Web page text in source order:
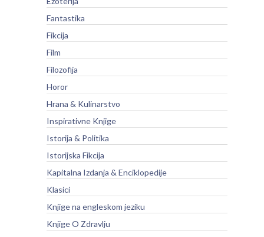
Fantastika
Fikcija
Film
Filozofija
Horor
Hrana & Kulinarstvo
Inspirativne Knjige
Istorija & Politika
Istorijska Fikcija
Kapitalna Izdanja & Enciklopedije
Klasici
Knjige na engleskom jeziku
Knjige O Zdravlju